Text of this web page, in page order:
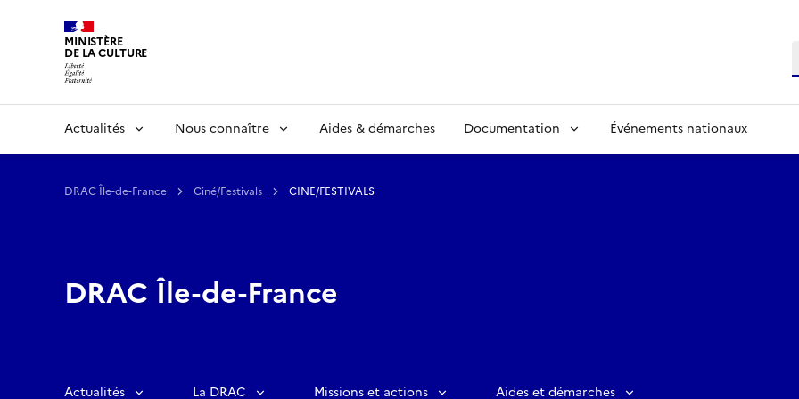
MINISTÈRE
DE LA CULTURE
Actualités Nous connaître Aides & démarches Documentation Événements nationaux
DRAC Île-de-France Ciné/Festivals CINE/FESTIVALS
DRAC Île-de-France
Actualités La DRAC Missions et actions Aides et démarches